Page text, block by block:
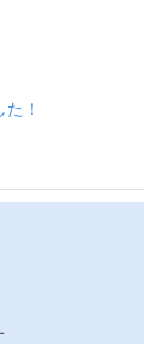
！